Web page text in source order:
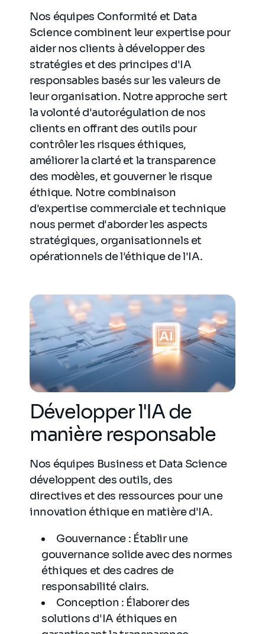
Nos équipes Conformité et Data
Science combinent leur expertise pour
aider nos clients à développer des
stratégies et des principes d'IA
responsables basés sur les valeurs de
leur organisation. Notre approche sert
la volonté d'autorégulation de nos
clients en offrant des outils pour
contrôler les risques éthiques,
améliorer la clarté et la transparence
des modèles, et gouverner le risque
éthique. Notre combinaison
d'expertise commerciale et technique
nous permet d'aborder les aspects
stratégiques, organisationnels et
opérationnels de l'éthique de l'IA.
Développer l'IA de
manière responsable
Nos équipes Business et Data Science
développent des outils, des
directives et des ressources pour une
innovation éthique en matière d'IA.
Gouvernance : Établir une
gouvernance solide avec des normes
éthiques et des cadres de
responsabilité clairs.
Conception : Élaborer des
solutions d'IA éthiques en